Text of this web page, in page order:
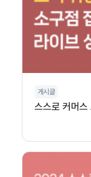
게시글
스스로 커머